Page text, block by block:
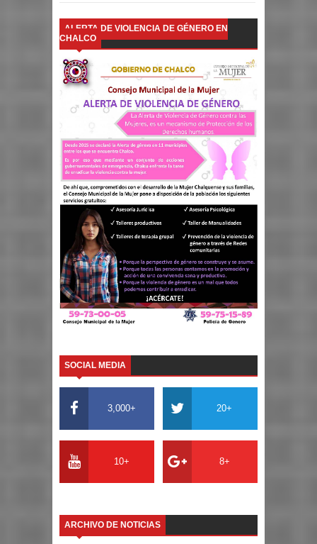
ALERTA DE VIOLENCIA DE GÉNERO EN
CHALCO
SOCIAL MEDIA
3,000+ 20+
10+ 8+
ARCHIVO DE NOTICIAS